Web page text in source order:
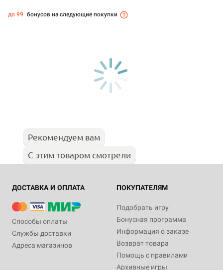
до 99 бонусов на следующие покупки
Рекомендуем вам
С этим товаром смотрели
ДОСТАВКА И ОПЛАТА
Способы оплаты
Службы доставки
Адреса магазинов
ПОКУПАТЕЛЯМ
Подобрать игру
Бонусная программа
Информация о заказе
Возврат товара
Помощь с правилами
Архивные игры